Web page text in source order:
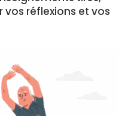
vos réflexions et vos